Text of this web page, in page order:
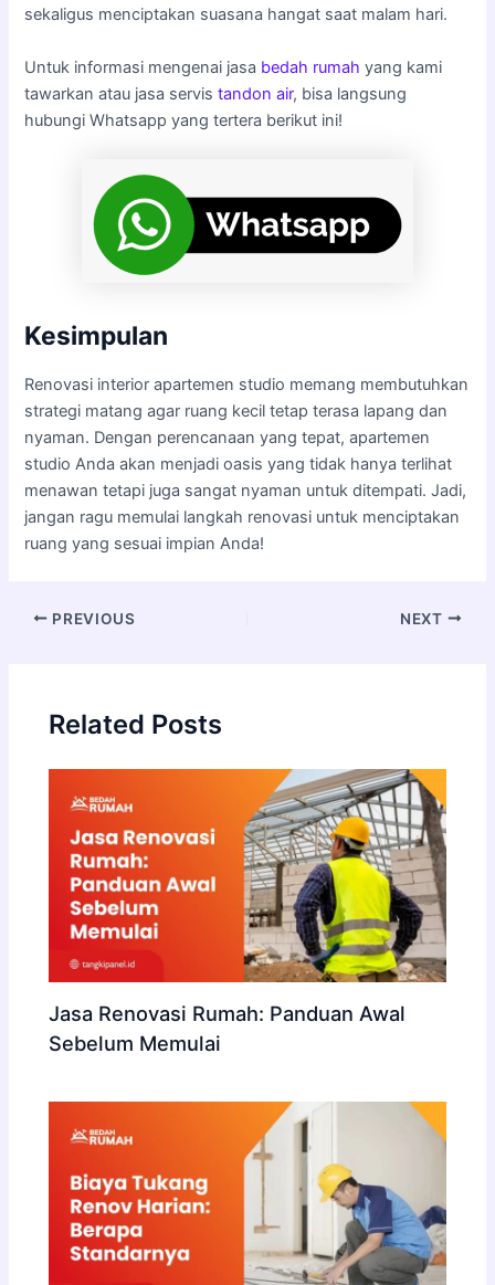
sekaligus menciptakan suasana hangat saat malam hari.
Untuk informasi mengenai jasa bedah rumah yang kami
tawarkan atau jasa servis tandon air, bisa langsung
hubungi Whatsapp yang tertera berikut ini!
Kesimpulan
Renovasi interior apartemen studio memang membutuhkan
strategi matang agar ruang kecil tetap terasa lapang dan
nyaman. Dengan perencanaan yang tepat, apartemen
studio Anda akan menjadi oasis yang tidak hanya terlihat
menawan tetapi juga sangat nyaman untuk ditempati. Jadi,
jangan ragu memulai langkah renovasi untuk menciptakan
ruang yang sesuai impian Anda!
PREVIOUS NEXT
Related Posts
Jasa Renovasi Rumah: Panduan Awal
Sebelum Memulai